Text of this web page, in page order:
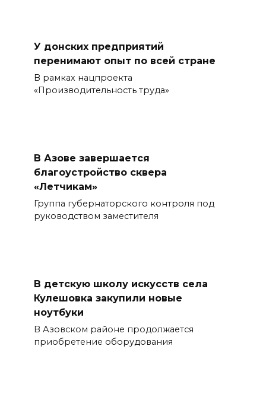
У донских предприятий
перенимают опыт по всей стране
В рамках нацпроекта
«Производительность труда»
В Азове завершается
благоустройство сквера
«Летчикам»
Группа губернаторского контроля под
руководством заместителя
В детскую школу искусств села
Кулешовка закупили новые
ноутбуки
В Азовском районе продолжается
приобретение оборудования